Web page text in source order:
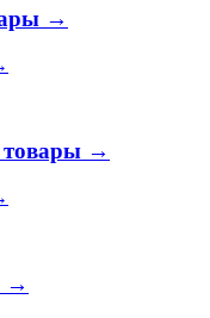
→
товары →
→